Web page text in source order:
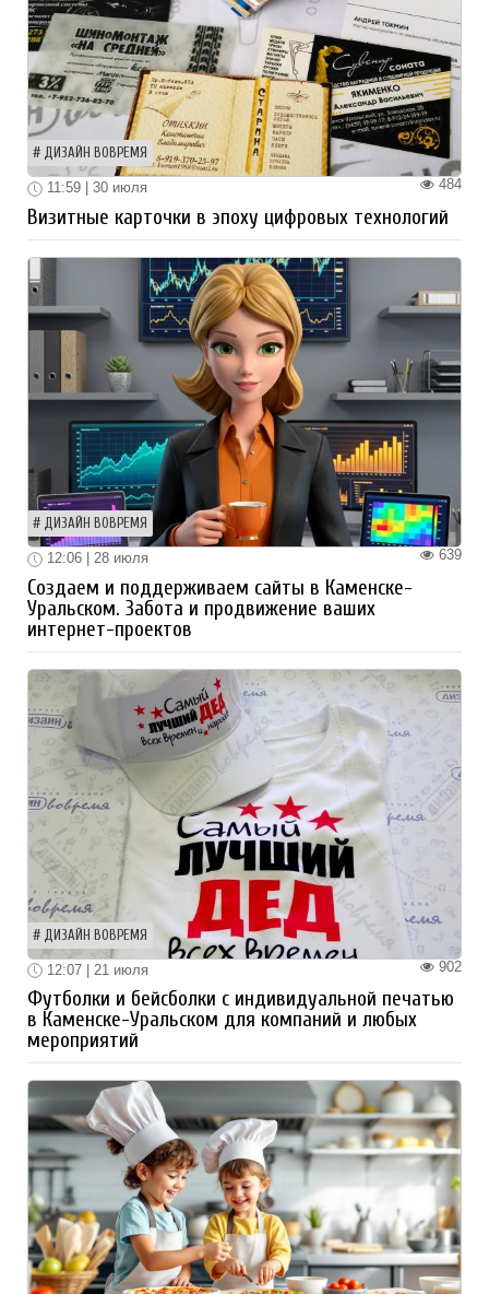
ДИЗАЙН ВОВРЕМЯ
484
11:59 | 30 июля
Визитные карточки в эпоху цифровых технологий
ДИЗАЙН ВОВРЕМЯ
639
12:06 | 28 июля
Создаем и поддерживаем сайты в Каменске-
Уральском. Забота и продвижение ваших
интернет-проектов
ДИЗАЙН ВОВРЕМЯ
902
12:07 | 21 июля
Футболки и бейсболки с индивидуальной печатью
в Каменске-Уральском для компаний и любых
мероприятий